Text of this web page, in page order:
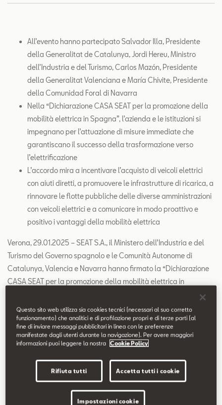
SEAT Usato Certificato
Configuratore
All’evento hanno partecipato Salvador Illa, Presidente
della Generalitat de Catalunya, Jordi Hereu, Ministro
dell’Industria e del Turismo, Carlos Mazón, Presidente
della Generalitat Valenciana e María Chivite, Presidente
della Comunidad Foral di Navarra
Nella “Dichiarazione CASA SEAT per la promozione della
mobilità elettrica in Spagna”, l’azienda e le istituzioni si
impegnano per l’attuazione di misure immediate che
garantiscano il successo della trasformazione verso
l’elettrificazione
L’accordo mira a incentivare l’acquisto di veicoli elettrici
con aiuti diretti, a promuovere le infrastrutture di ricarica, a
rinnovare le flotte pubbliche delle diverse amministrazioni
con veicoli elettrici e a comunicare in modo proattivo e
positivo i vantaggi della mobilità elettrica
Verona, 29.01.2025 – SEAT S.A., il Ministero dell’Industria e del
Turismo del Governo spagnolo e le Comunità Autonome di
Catalunya, Valencia e Navarra hanno firmato la “Dichiarazione
CASA SEAT per la promozione della mobilità elettrica in
Spagna”, siglando l’impegno congiunto che ha l’obiettivo di far
avanzare la trasformazione del Paese verso la mobilità elettrica.
L’accordo è stato approvato nel corso di un vertice tenutosi
presso CASA SEAT al quale hanno partecipato Wayne Griffiths,
Presidente di SEAT S.A., Salvador Illa, Presidente della
Generalitat de Catalunya, Jordi Hereu, Ministro dell’Industria e
del Turismo Spagnolo, Carlos Mazón, Presidente della
Generalitat Valenciana e María Chivite, Presidente della
Comunità Autonoma di Navarra.
Questo sito web utilizza sia cookies tecnici (necessari al suo corretto
funzionamento) che analitici e di profilazione propri e di terze parti (al
fine di inviare messaggi pubblicitari in linea con le preferenze
manifestate dagli utenti durante la navigazione). Per avere maggiori
informazioni puoi leggere la nostra
Cookie Policy
Rifiuta tutti Accetta tutti i cookie
Impostazioni cookie